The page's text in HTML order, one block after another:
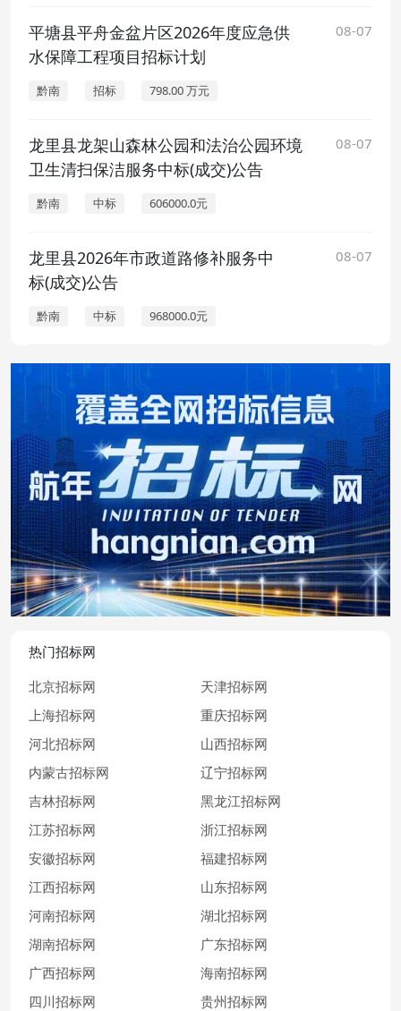
平塘县平舟金盆片区2026年度应急供
水保障工程项目招标计划
08-07
黔南 招标 798.00 万元
龙里县龙架山森林公园和法治公园环境
卫生清扫保洁服务中标(成交)公告
08-07
黔南 中标 606000.0元
龙里县2026年市政道路修补服务中
标(成交)公告
08-07
黔南 中标 968000.0元
热门招标网
北京招标网
天津招标网
上海招标网
重庆招标网
河北招标网
山西招标网
内蒙古招标网
辽宁招标网
吉林招标网
黑龙江招标网
江苏招标网
浙江招标网
安徽招标网
福建招标网
江西招标网
山东招标网
河南招标网
湖北招标网
湖南招标网
广东招标网
广西招标网
海南招标网
四川招标网
贵州招标网